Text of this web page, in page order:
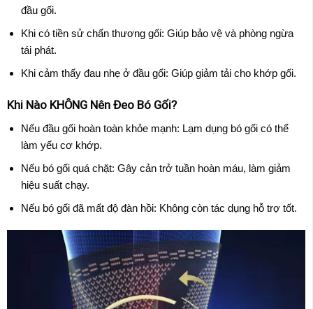
đầu gối.
Khi có tiền sử chấn thương gối: Giúp bảo vệ và phòng ngừa
tái phát.
Khi cảm thấy đau nhẹ ở đầu gối: Giúp giảm tải cho khớp gối.
Khi Nào KHÔNG Nên Đeo Bó Gối?
Nếu đầu gối hoàn toàn khỏe mạnh: Lạm dụng bó gối có thể
làm yếu cơ khớp.
Nếu bó gối quá chặt: Gây cản trở tuần hoàn máu, làm giảm
hiệu suất chạy.
Nếu bó gối đã mất độ đàn hồi: Không còn tác dụng hỗ trợ tốt.